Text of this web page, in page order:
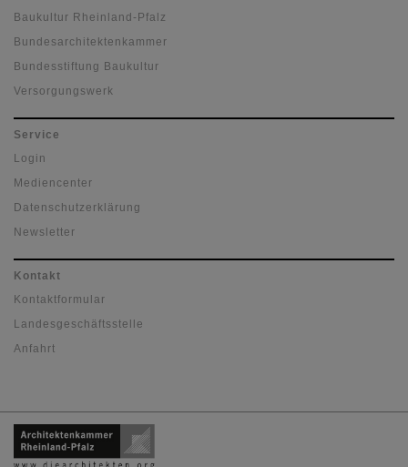
Baukultur Rheinland-Pfalz
Bundesarchitektenkammer
Bundesstiftung Baukultur
Versorgungswerk
Service
Login
Mediencenter
Datenschutzerklärung
Newsletter
Kontakt
Kontaktformular
Landesgeschäftsstelle
Anfahrt